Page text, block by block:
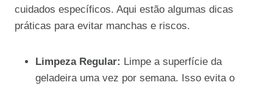
cuidados específicos. Aqui estão algumas dicas
práticas para evitar manchas e riscos.
Limpeza Regular: Limpe a superfície da
geladeira uma vez por semana. Isso evita o